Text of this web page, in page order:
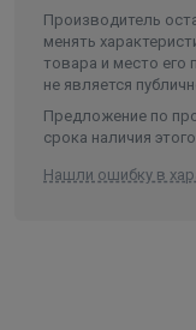
Производитель
менять
товара и место его
не является
Предложение по
срока наличия
Нашли ошибку в